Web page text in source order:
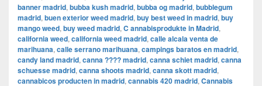
banner madrid, bubba kush madrid, bubba og madrid, bubblegum
madrid, buen exterior weed madrid, buy best weed in madrid, buy
mango weed, buy weed madrid, C annabisprodukte in Madrid,
california weed, california weed madrid, calle alcala venta de
marihuana, calle serrano marihuana, campings baratos en madrid,
candy land madrid, canna ???? madrid, canna schiet madrid, canna
schuesse madrid, canna shoots madrid, canna skott madrid,
cannabicos producten in madrid, cannabis 420 madrid, Cannabis